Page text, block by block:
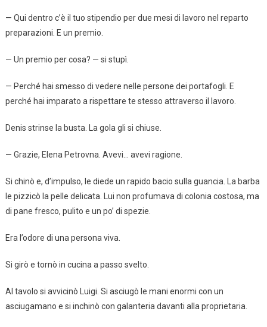
— Qui dentro c’è il tuo stipendio per due mesi di lavoro nel reparto
preparazioni. E un premio.
— Un premio per cosa? — si stupì.
— Perché hai smesso di vedere nelle persone dei portafogli. E
perché hai imparato a rispettare te stesso attraverso il lavoro.
Denis strinse la busta. La gola gli si chiuse.
— Grazie, Elena Petrovna. Avevi… avevi ragione.
Si chinò e, d’impulso, le diede un rapido bacio sulla guancia. La barba
le pizzicò la pelle delicata. Lui non profumava di colonia costosa, ma
di pane fresco, pulito e un po’ di spezie.
Era l’odore di una persona viva.
Si girò e tornò in cucina a passo svelto.
Al tavolo si avvicinò Luigi. Si asciugò le mani enormi con un
asciugamano e si inchinò con galanteria davanti alla proprietaria.